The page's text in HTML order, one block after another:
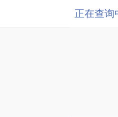
正在查询